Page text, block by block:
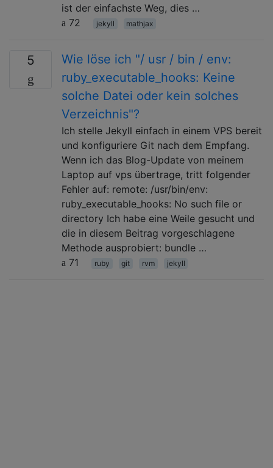
ist der einfachste Weg, dies …
72
jekyll mathjax
5
Wie löse ich "/ usr / bin / env:
ruby_executable_hooks: Keine
solche Datei oder kein solches
Verzeichnis"?
Ich stelle Jekyll einfach in einem VPS bereit
und konfiguriere Git nach dem Empfang.
Wenn ich das Blog-Update von meinem
Laptop auf vps übertrage, tritt folgender
Fehler auf: remote: /usr/bin/env:
ruby_executable_hooks: No such file or
directory Ich habe eine Weile gesucht und
die in diesem Beitrag vorgeschlagene
Methode ausprobiert: bundle …
71
ruby git rvm jekyll